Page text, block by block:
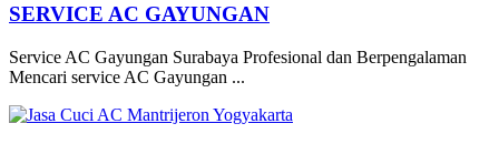
SERVICE AC GAYUNGAN
Service AC Gayungan Surabaya Profesional dan Berpengalaman
Mencari service AC Gayungan ...